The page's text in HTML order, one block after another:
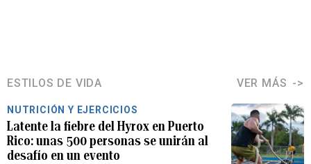
ESTILOS DE VIDA VER MÁS
NUTRICIÓN Y EJERCICIOS
Latente la fiebre del Hyrox en Puerto
Rico: unas 500 personas se unirán al
desafío en un evento